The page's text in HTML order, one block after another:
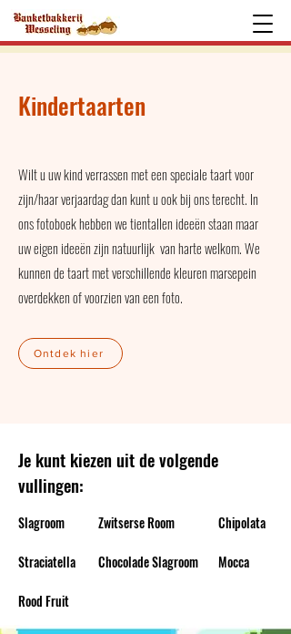
Kindertaarten
Wilt u uw kind verrassen met een speciale taart voor
zijn/haar verjaardag dan kunt u ook bij ons terecht. In
ons fotoboek hebben we tientallen ideeën staan maar
uw eigen ideeën zijn natuurlijk van harte welkom. We
kunnen de taart met verschillende kleuren marsepein
overdekken of voorzien van een foto.
Ontdek hier
Je kunt kiezen uit de volgende
vullingen:
Slagroom
Straciatella
Zwitserse Room
Chocolade Slagroom
Chipolata
Mocca
Rood Fruit